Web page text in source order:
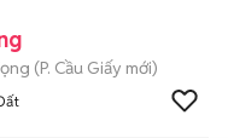
(P. Cầu Giấy mới)